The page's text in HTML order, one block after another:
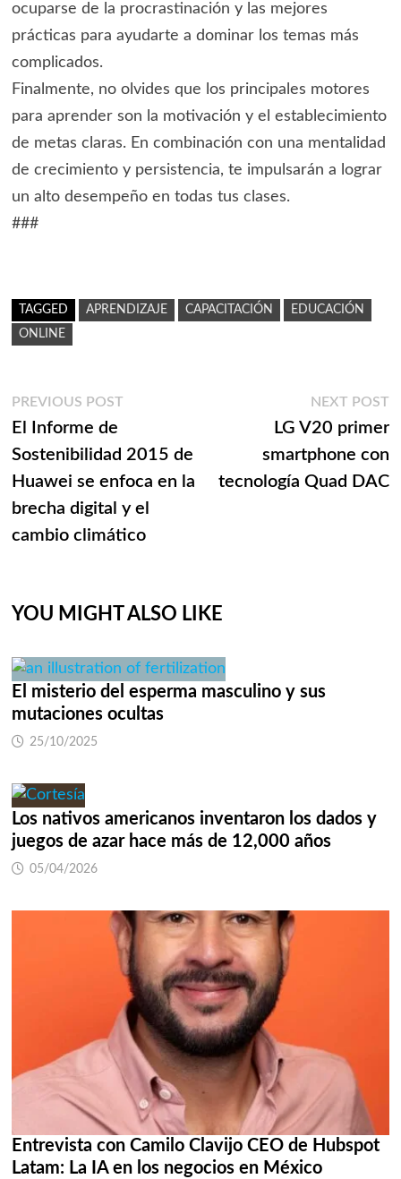
ocuparse de la procrastinación y las mejores
prácticas para ayudarte a dominar los temas más
complicados.
Finalmente, no olvides que los principales motores
para aprender son la motivación y el establecimiento
de metas claras. En combinación con una mentalidad
de crecimiento y persistencia, te impulsarán a lograr
un alto desempeño en todas tus clases.
###
TAGGED APRENDIZAJE CAPACITACIÓN
EDUCACIÓN
ONLINE
Navegación
de
entradas
PREVIOUS POSTPrevious
El Informe de
Sostenibilidad 2015 de
Huawei se enfoca en la
brecha digital y el
cambio climático
NEXT POST
LG V20 primer
smartphone con
tecnología Quad DAC
YOU MIGHT ALSO LIKE
El misterio del esperma masculino y sus
mutaciones ocultas
25/10/2025
Los nativos americanos inventaron los dados y
juegos de azar hace más de 12,000 años
05/04/2026
Entrevista con Camilo Clavijo CEO de Hubspot
Latam: La IA en los negocios en México